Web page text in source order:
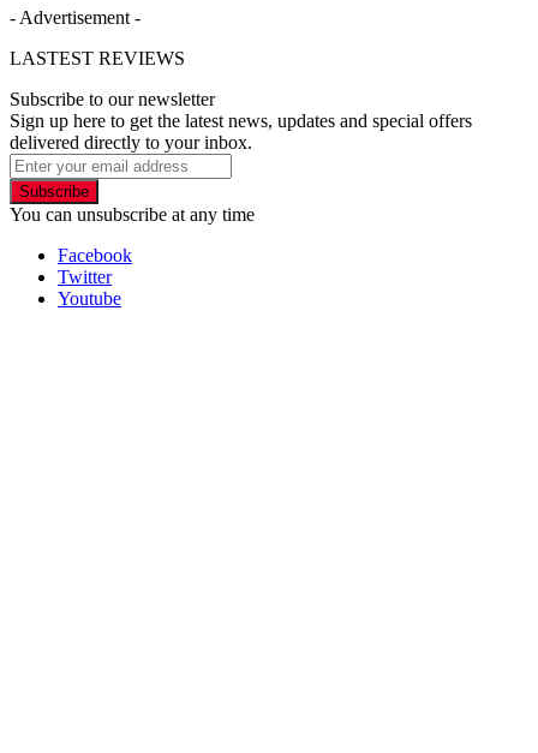
- Advertisement -
LASTEST REVIEWS
Subscribe to our newsletter
Sign up here to get the latest news, updates and special offers
delivered directly to your inbox.
Subscribe
You can unsubscribe at any time
Facebook
Twitter
Youtube